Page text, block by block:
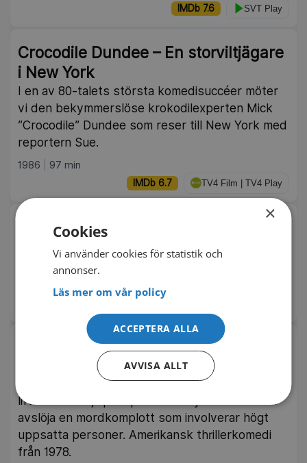
IMDb 7.6 SVT Play
Crocodile Dundee – En storviltjägare
i New York
I en av 80-talets största komedisuccéer möter
vi den bekymmerslöse krokodilexperten Mick
”Crocodile” Dundee som reser till New York med
reportern Sue.
1986 97 min
IMDb 6.7 TV4 Film | TV4 Play
NY
Mannen som slutade röka
Tjejen som visste för mycket
Den oskyldiga bibliotekarien Gloria dras in i en
farlig konspiration efter att ha plockat upp en
liftare. Med hjälp av polisen Tony försöker hon
avslöja en mordkomplott som involverar högt
uppsatta personer. Amerikansk thrillerkomedi
från 1978.
×
Cookies
Vi använder cookies för statistik och
annonser.
Läs mer om vår policy
ACCEPTERA ALLA
AVVISA ALLT